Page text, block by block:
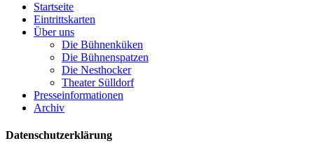
Startseite
Eintrittskarten
Über uns
Die Bühnenküken
Die Bühnenspatzen
Die Nesthocker
Theater Sülldorf
Presseinformationen
Archiv
Datenschutzerklärung